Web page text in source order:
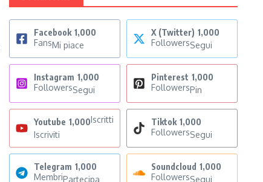
Facebook 1,000
FansMi piace
X (Twitter) 1,000
FollowersSegui
Instagram 1,000
FollowersSegui
Pinterest 1,000
FollowersPin
Youtube 1,000Iscritti
Iscriviti
Tiktok 1,000
FollowersSegui
Telegram 1,000
MembriPartecipa
Soundcloud 1,000
FollowersSegui